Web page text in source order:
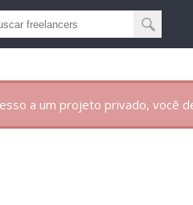
a um projeto privado, você